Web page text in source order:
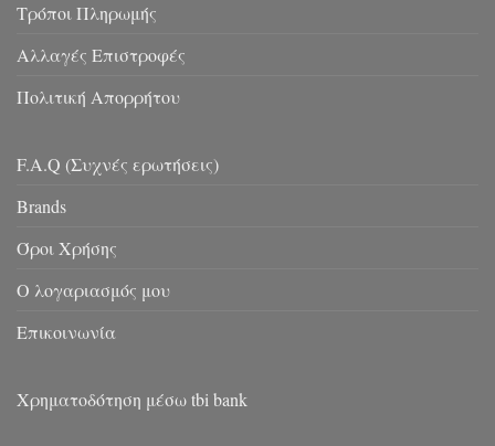
Τρόποι Πληρωμής
Αλλαγές Επιστροφές
Πολιτική Απορρήτου
F.A.Q (Συχνές ερωτήσεις)
Brands
Όροι Χρήσης
Ο λογαριασμός μου
Επικοινωνία
Χρηματοδότηση μέσω tbi bank